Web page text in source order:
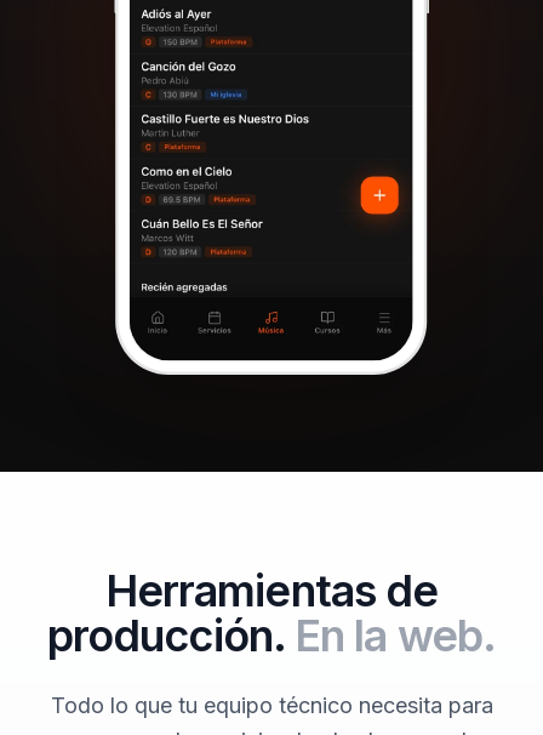
Herramientas de
producción. En la web.
Todo lo que tu equipo técnico necesita para